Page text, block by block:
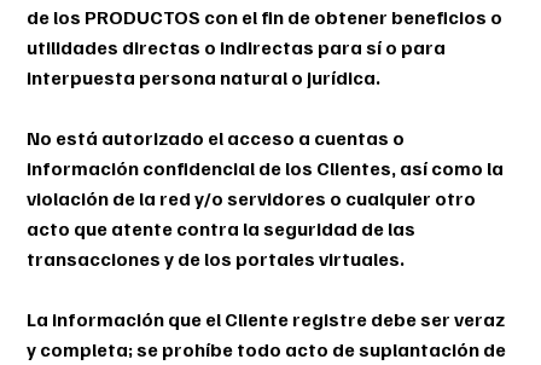
de los PRODUCTOS con el fin de obtener beneficios o
utilidades directas o indirectas para sí o para
interpuesta persona natural o jurídica.
No está autorizado el acceso a cuentas o
información confidencial de los Clientes, así como la
violación de la red y/o servidores o cualquier otro
acto que atente contra la seguridad de las
transacciones y de los portales virtuales.
La información que el Cliente registre debe ser veraz
y completa; se prohíbe todo acto de suplantación de